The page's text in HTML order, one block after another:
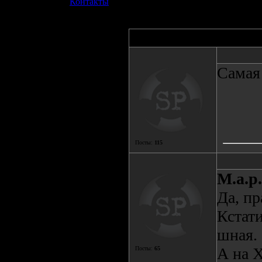
Посты: 115
Самая
Посты: 65
Да,
шная.
А на